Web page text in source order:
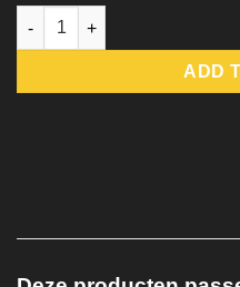
Red Glaze quantity
ADD